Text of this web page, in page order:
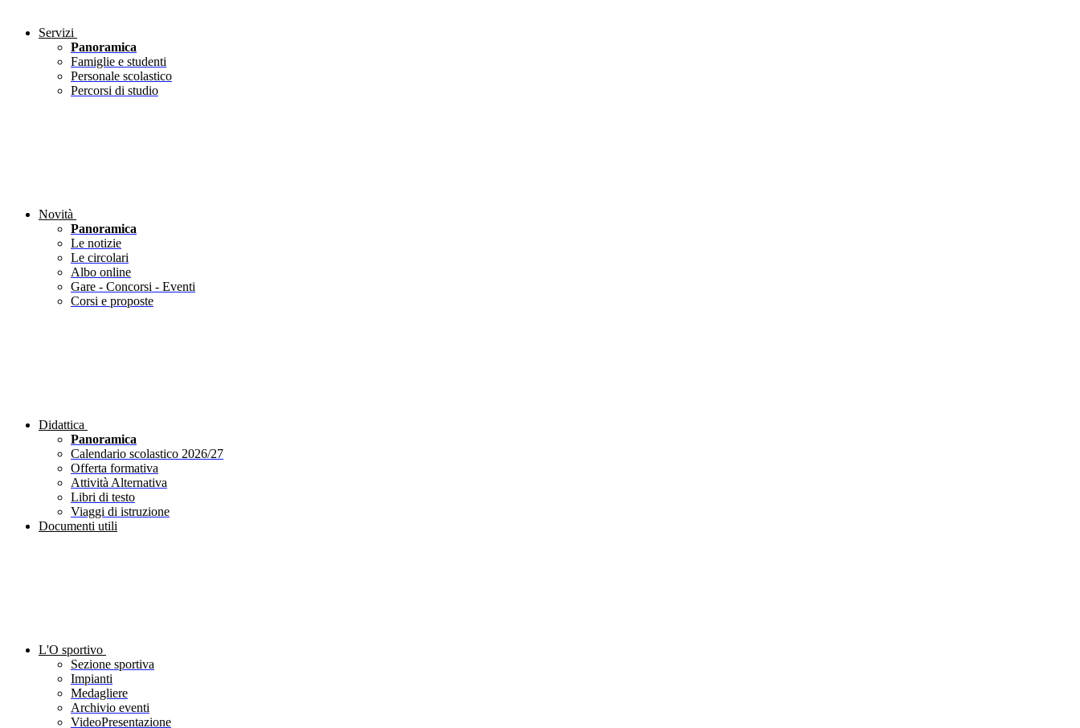
Servizi
Panoramica
Famiglie e studenti
Personale scolastico
Percorsi di studio
Novità
Panoramica
Le notizie
Le circolari
Albo online
Gare - Concorsi - Eventi
Corsi e proposte
Didattica
Panoramica
Calendario scolastico 2026/27
Offerta formativa
Attività Alternativa
Libri di testo
Viaggi di istruzione
Documenti utili
L'O sportivo
Sezione sportiva
Impianti
Medagliere
Archivio eventi
VideoPresentazione